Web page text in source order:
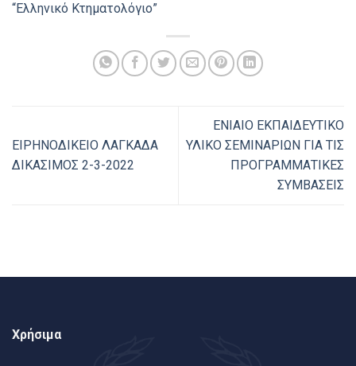
“Ελληνικό Κτηματολόγιο”
ΕΙΡΗΝΟΔΙΚΕΙΟ ΛΑΓΚΑΔΑ
ΔΙΚΑΣΙΜΟΣ 2-3-2022
ΕΝΙΑΙΟ ΕΚΠΑΙΔΕΥΤΙΚΟ
ΥΛΙΚΟ ΣΕΜΙΝΑΡΙΩΝ ΓΙΑ ΤΙΣ
ΠΡΟΓΡΑΜΜΑΤΙΚΕΣ
ΣΥΜΒΑΣΕΙΣ
Χρήσιμα